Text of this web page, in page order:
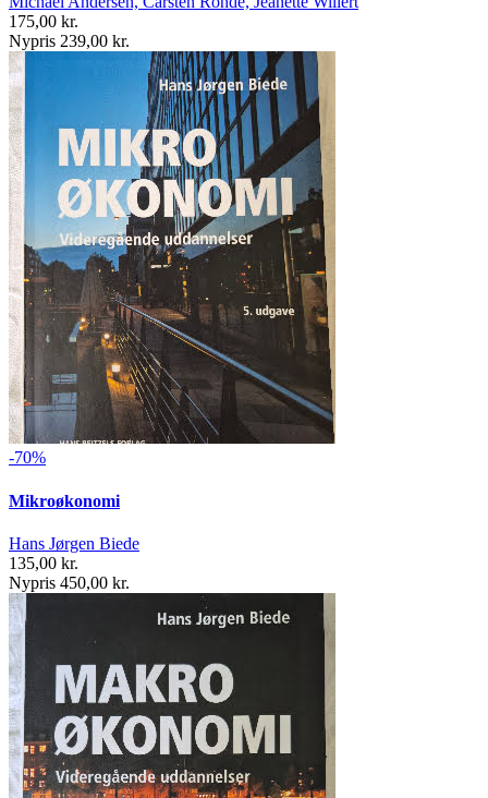
175,00 kr.
Nypris 239,00 kr.
-70%
Mikroøkonomi
Hans Jørgen Biede
135,00 kr.
Nypris 450,00 kr.